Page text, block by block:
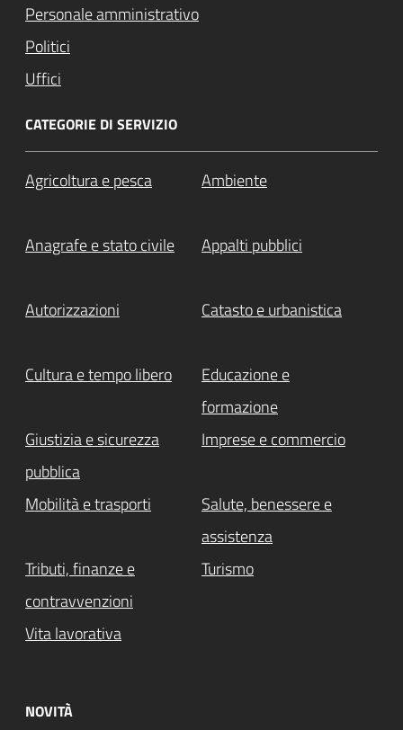
Personale amministrativo
Politici
Uffici
CATEGORIE DI SERVIZIO
Agricoltura e pesca Ambiente
Anagrafe e stato civile Appalti pubblici
Autorizzazioni Catasto e urbanistica
Cultura e tempo libero
Educazione e
formazione
Giustizia e sicurezza
pubblica
Imprese e commercio
Mobilità e trasporti
Salute, benessere e
assistenza
Tributi, finanze e
contravvenzioni
Turismo
Vita lavorativa
NOVITÀ